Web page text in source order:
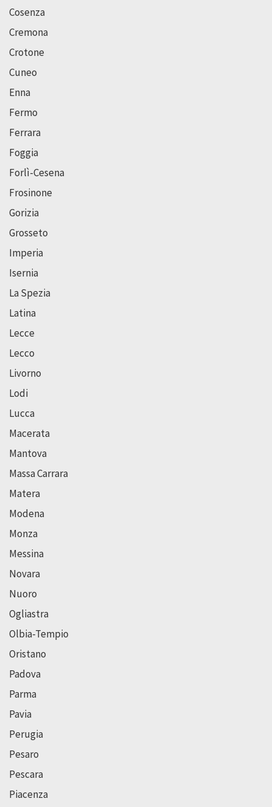
Cosenza
Cremona
Crotone
Cuneo
Enna
Fermo
Ferrara
Foggia
Forlì-Cesena
Frosinone
Gorizia
Grosseto
Imperia
Isernia
La Spezia
Latina
Lecce
Lecco
Livorno
Lodi
Lucca
Macerata
Mantova
Massa Carrara
Matera
Modena
Monza
Messina
Novara
Nuoro
Ogliastra
Olbia-Tempio
Oristano
Padova
Parma
Pavia
Perugia
Pesaro
Pescara
Piacenza